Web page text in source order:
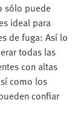
sólo puede
ideal para
de fuga: Así lo
todas las
con altas
como los
confiar